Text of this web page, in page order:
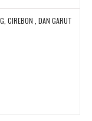
CIREBON , DAN GARUT